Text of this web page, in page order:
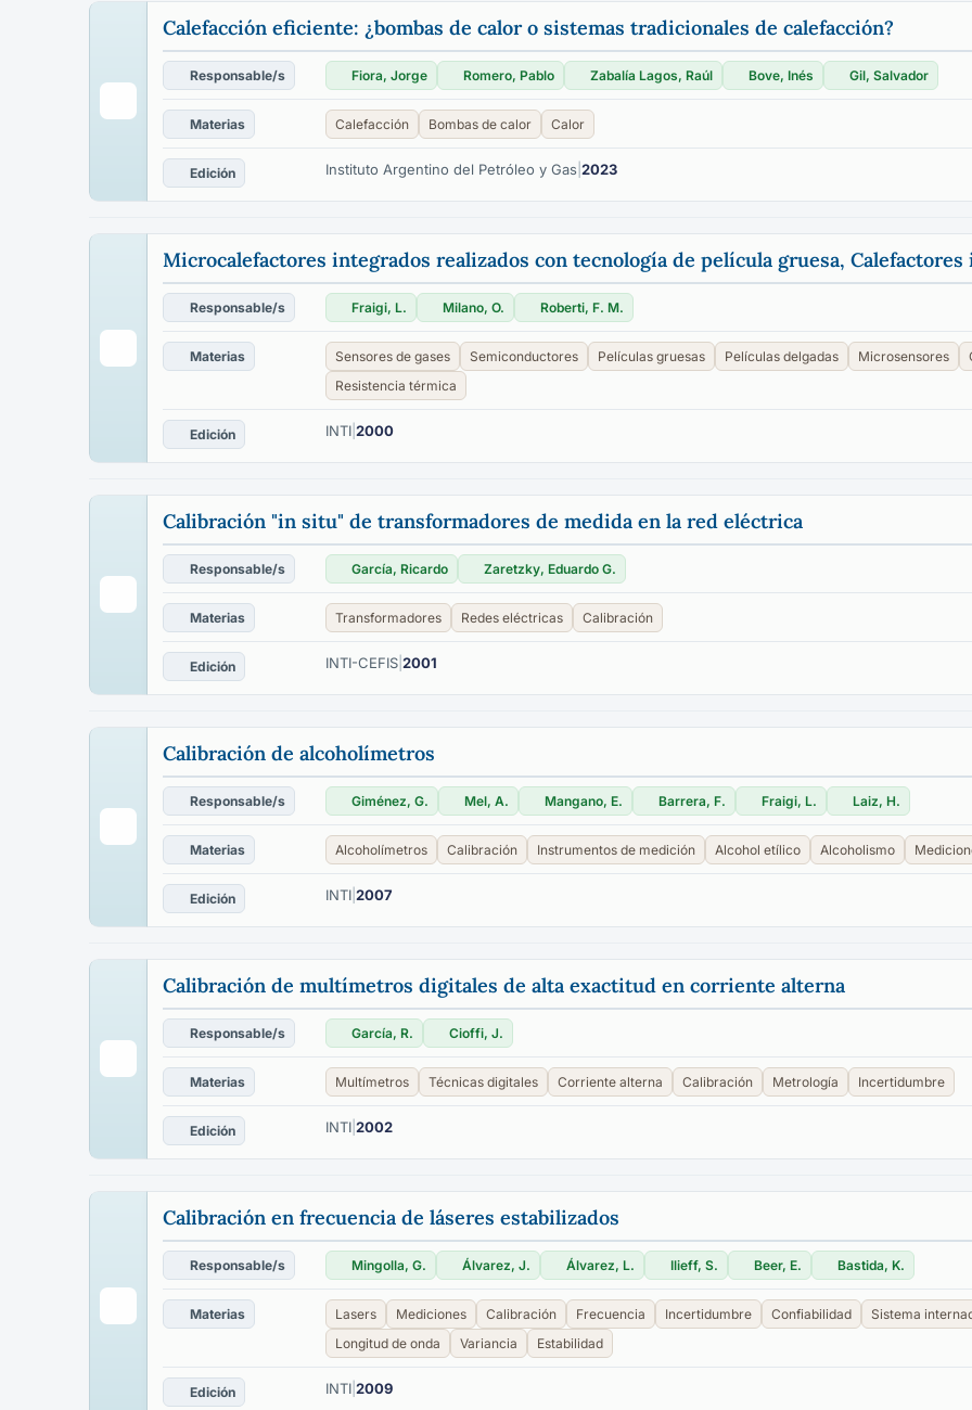
Calefacción eficiente: ¿bombas de calor o sistemas tradicionales de calefacción?
Responsable/s Fiora, Jorge Romero, Pablo Zabalía Lagos, Raúl Bove, Inés Gil, Salvador
Materias Calefacción Bombas de calor Calor
Edición Instituto Argentino del Petróleo y Gas 2023
Microcalefactores integrados realizados con tecnología de película gruesa,
Responsable/s Fraigi, L. Milano, O. Roberti, F. M.
Materias Sensores de gases Semiconductores Películas gruesas Películas delgadas Microsensores
Resistencia térmica
Edición INTI 2000
Calibración "in situ" de transformadores de medida en la red eléctrica
Responsable/s García, Ricardo Zaretzky, Eduardo G.
Materias Transformadores Redes eléctricas Calibración
Edición INTI-CEFIS 2001
Calibración de alcoholímetros
Responsable/s Giménez, G. Mel, A. Mangano, E. Barrera, F. Fraigi, L. Laiz, H.
Materias Alcoholímetros Calibración Instrumentos de medición Alcohol etílico Alcoholismo
Edición INTI 2007
Calibración de multímetros digitales de alta exactitud en corriente alterna
Responsable/s García, R. Cioffi, J.
Materias Multímetros Técnicas digitales Corriente alterna Calibración Metrología Incertidumbre
Edición INTI 2002
Calibración en frecuencia de láseres estabilizados
Responsable/s Mingolla, G. Álvarez, J. Álvarez, L. Ilieff, S. Beer, E. Bastida, K.
Materias Lasers Mediciones Calibración Frecuencia Incertidumbre Confiabilidad Sistema
Longitud de onda
Variancia Estabilidad
Edición INTI 2009